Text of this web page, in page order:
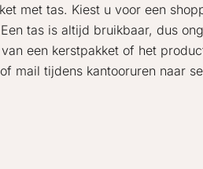
met tas. Kiest u voor een
tas is altijd bruikbaar, dus
een kerstpakket of het
mail tijdens kantooruren naar